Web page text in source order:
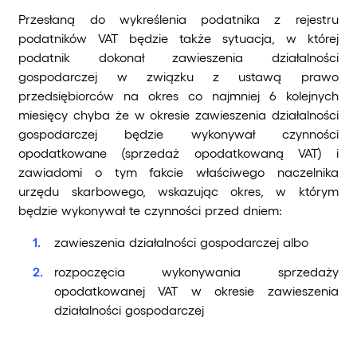
Przesłaną do wykreślenia podatnika z rejestru
podatników VAT będzie także sytuacja, w której
podatnik dokonał zawieszenia działalności
gospodarczej w związku z ustawą prawo
przedsiębiorców na okres co najmniej 6 kolejnych
miesięcy chyba że w okresie zawieszenia działalności
gospodarczej będzie wykonywał czynności
opodatkowane (sprzedaż opodatkowaną VAT) i
zawiadomi o tym fakcie właściwego naczelnika
urzędu skarbowego, wskazując okres, w którym
będzie wykonywał te czynności przed dniem:
zawieszenia działalności gospodarczej albo
rozpoczęcia wykonywania sprzedaży
opodatkowanej VAT w okresie zawieszenia
działalności gospodarczej